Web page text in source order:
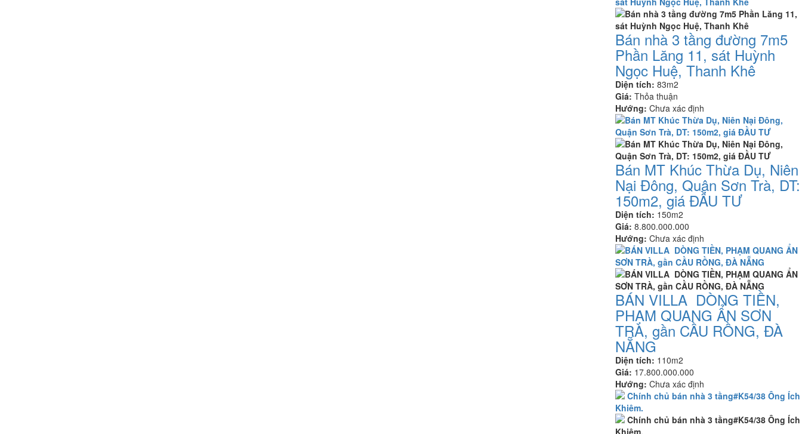
Bán nhà 3 tầng đường 7m5
Phần Lăng 11, sát Huỳnh
Ngọc Huệ, Thanh Khê
Diện tích: 83m2
Giá: Thỏa thuận
Hướng: Chưa xác định
Bán MT Khúc Thừa Dụ, Niên
Nại Đông, Quận Sơn Trà, DT:
150m2, giá ĐẦU TƯ
Diện tích: 150m2
Giá: 8.800.000.000
Hướng: Chưa xác định
BÁN VILLA DÒNG TIỀN,
PHẠM QUANG ẨN SƠN
TRÀ, gần CẦU RỒNG, ĐÀ
NẴNG
Diện tích: 110m2
Giá: 17.800.000.000
Hướng: Chưa xác định